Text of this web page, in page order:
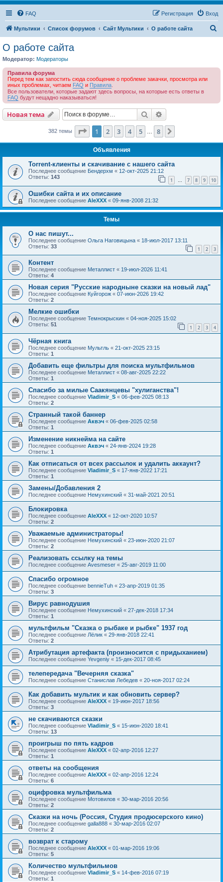
FAQ Вход
Регистрация
Мультики Список форумов Сайт Мультики О работе сайта
О работе сайта
Модератор: Модераторы
Правила форума
Перед тем как запостить сюда сообщение о проблеме закачки, просмотра или
иных проблемах, читаем FAQ и Правила
Все пользователи, которые задают здесь вопросы, на которые есть ответы в
FAQ будут нещадно наказываться!
Новая тема Поиск
382 темы Страница из
1 2 3 4 5 8
Объявления
Torrent-клиенты и скачивание с нашего сайта
Последнее сообщение Бендерхм « 12-окт-2025 21:12
Ответы: 143 1 … 7 8 9 10
Ошибки сайта и их описание
Последнее сообщение AleXXX « 09-янв-2008 21:32
Темы
О нас пишут...
Последнее сообщение Ольга Наговицына « 18-июл-2017 13:11
Ответы: 33 1 2 3
Контент
Последнее сообщение Металлист « 19-июл-2026 11:41
Ответы: 4
Новая серия "Русские народныне сказки на новый лад"
Последнее сообщение Куйгорож « 07-июн-2026 19:42
Ответы: 2
Мелкие ошибки
Последнее сообщение Темнокрыскин « 04-ноя-2025 15:02
Ответы: 51 1 2 3 4
Чёрная книга
Последнее сообщение Мультль « 21-окт-2025 23:15
Ответы: 1
Добавить еще фильтры для поиска мультфильмов
Последнее сообщение Металлист « 08-авг-2025 22:22
Ответы: 1
Спасибо за милые Саакянцевы "хулиганства"!
Последнее сообщение Vladimir_S « 06-фев-2025 08:13
Ответы: 2
Странный такой баннер
Последнее сообщение Аквэч « 06-фев-2025 02:58
Ответы: 1
Изменение никнейма на сайте
Последнее сообщение Аквэч « 24-янв-2024 19:28
Ответы: 1
Как отписаться от всех рассылок и удалить аккаунт?
Последнее сообщение Vladimir_S « 17-янв-2022 17:21
Ответы: 1
Замены/Добавления 2
Последнее сообщение Немухинский « 31-май-2021 20:51
Блокировка
Последнее сообщение AleXXX « 12-окт-2020 10:57
Ответы: 2
Уважаемые администраторы!
Последнее сообщение Немухинский « 23-июн-2020 21:07
Ответы: 2
Реализовать ссылку на темы
Последнее сообщение Avesmeser « 25-авг-2019 11:00
Спасибо огромное
Последнее сообщение bennieTuh « 23-апр-2019 01:35
Ответы: 3
Вирус равнодушия
Последнее сообщение Немухинский « 27-дек-2018 17:34
Ответы: 1
мультфильм "Сказка о рыбаке и рыбке" 1937 год
Последнее сообщение Лёлик « 29-янв-2018 22:41
Ответы: 2
Атрибутация артефакта (произносится с придыханием)
Последнее сообщение Yevgeniy « 15-дек-2017 08:45
телепередача "Вечерняя сказка"
Последнее сообщение Станислав Лебедев « 20-ноя-2017 02:24
Как добавить мультик и как обновить сервер?
Последнее сообщение AleXXX « 19-июн-2017 18:56
Ответы: 3
не скачиваются сказки
Последнее сообщение Vladimir_S « 15-июн-2020 18:41
Ответы: 13
проигрыш по пять кадров
Последнее сообщение AleXXX « 02-апр-2016 12:27
Ответы: 1
ответы на сообщения
Последнее сообщение AleXXX « 02-апр-2016 12:24
Ответы: 6
оцифровка мультфильма
Последнее сообщение Мотовилов « 30-мар-2016 20:56
Ответы: 2
Сказки на ночь (Россия, Студия продюсерского кино)
Последнее сообщение galla888 « 30-мар-2016 02:07
Ответы: 2
возврат к старому
Последнее сообщение AleXXX « 01-мар-2016 19:06
Ответы: 5
Количество мультфильмов
Последнее сообщение Vladimir_S « 14-фев-2016 07:19
Ответы: 1